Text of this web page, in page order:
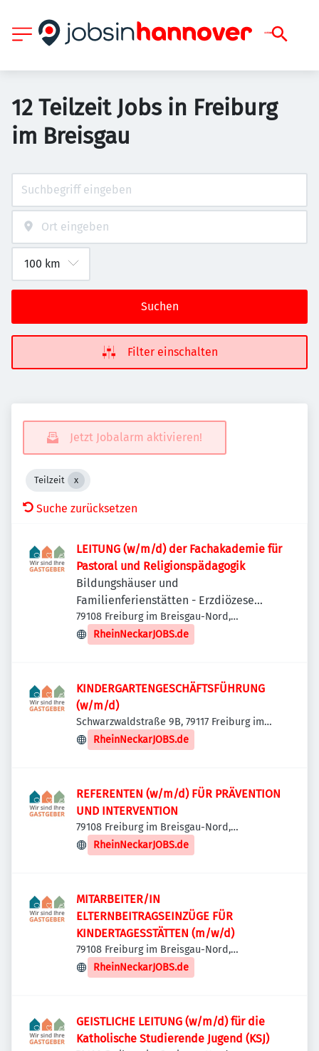
12 Teilzeit Jobs in Freiburg
im Breisgau
Suchen
Filter einschalten
Jetzt Jobalarm aktivieren!
Teilzeit
Suche zurücksetzen
LEITUNG (w/m/d) der Fachakademie für
Pastoral und Religionspädagogik
Bildungshäuser und
Familienferienstätten - Erzdiözese
Freiburg
79108 Freiburg im Breisgau-Nord,
Deutschland
RheinNeckarJOBS.de
KINDERGARTENGESCHÄFTSFÜHRUNG
(w/m/d)
Schwarzwaldstraße 9B, 79117 Freiburg im
Breisgau, Deutschland
RheinNeckarJOBS.de
REFERENTEN (w/m/d) FÜR PRÄVENTION
UND INTERVENTION
79108 Freiburg im Breisgau-Nord,
Deutschland
RheinNeckarJOBS.de
MITARBEITER/IN
ELTERNBEITRAGSEINZÜGE FÜR
KINDERTAGESSTÄTTEN (m/w/d)
79108 Freiburg im Breisgau-Nord,
Deutschland
RheinNeckarJOBS.de
GEISTLICHE LEITUNG (w/m/d) für die
Katholische Studierende Jugend (KSJ)